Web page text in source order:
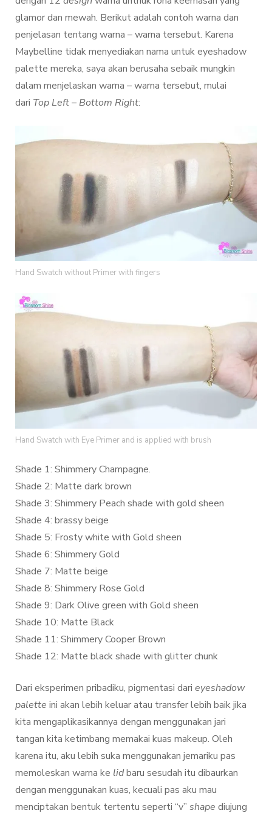
glamor dan mewah. Berikut adalah contoh warna dan
penjelasan tentang warna – warna tersebut. Karena
Maybelline tidak menyediakan nama untuk eyeshadow
palette mereka, saya akan berusaha sebaik mungkin
dalam menjelaskan warna – warna tersebut, mulai
dari Top Left – Bottom Right:
Hand Swatch without Primer with fingers
Hand Swatch with Eye Primer and is applied with brush
Shade 1: Shimmery Champagne.
Shade 2: Matte dark brown
Shade 3: Shimmery Peach shade with gold sheen
Shade 4: brassy beige
Shade 5: Frosty white with Gold sheen
Shade 6: Shimmery Gold
Shade 7: Matte beige
Shade 8: Shimmery Rose Gold
Shade 9: Dark Olive green with Gold sheen
Shade 10: Matte Black
Shade 11: Shimmery Cooper Brown
Shade 12: Matte black shade with glitter chunk
Dari eksperimen pribadiku, pigmentasi dari eyeshadow
palette ini akan lebih keluar atau transfer lebih baik jika
kita mengaplikasikannya dengan menggunakan jari
tangan kita ketimbang memakai kuas makeup. Oleh
karena itu, aku lebih suka menggunakan jemariku pas
memoleskan warna ke lidbaru sesudah itu dibaurkan
dengan menggunakan kuas, kecuali pas aku mau
menciptakan bentuk tertentu seperti “v” shape diujung